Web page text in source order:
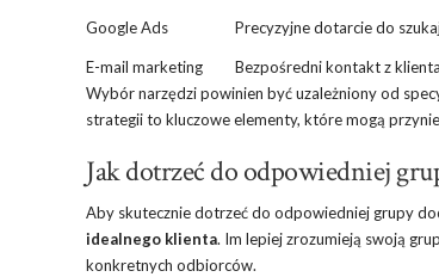
Google Ads Precyzyjne dotarcie do
E-mail marketing
Bezpośredni kontakt z
Wybór narzędzi powinien być uzależniony od
strategii to kluczowe elementy, które mogą
Jak dotrzeć do odpowiedniej
Aby skutecznie dotrzeć do odpowiedniej grupy
idealnego klienta. Im lepiej zrozumieją swoją
konkretnych odbiorców.